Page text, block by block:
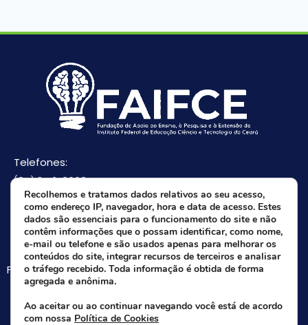
Telefones:
(85) 3512-8668
(85) 9 8165-0582(Whatsapp)
E-mail:
faifce@faifce.ifce.edu.br
Fale agora com nossa equipe:
Whatsapp da FAIFCE
Recolhemos e tratamos dados relativos ao seu acesso,
como endereço IP, navegador, hora e data de acesso. Estes
dados são essenciais para o funcionamento do site e não
contêm informações que o possam identificar, como nome,
e-mail ou telefone e são usados apenas para melhorar os
conteúdos do site, integrar recursos de terceiros e analisar
o tráfego recebido. Toda informação é obtida de forma
agregada e anônima.
Ao aceitar ou ao continuar navegando você está de acordo
com nossa Política de Cookies